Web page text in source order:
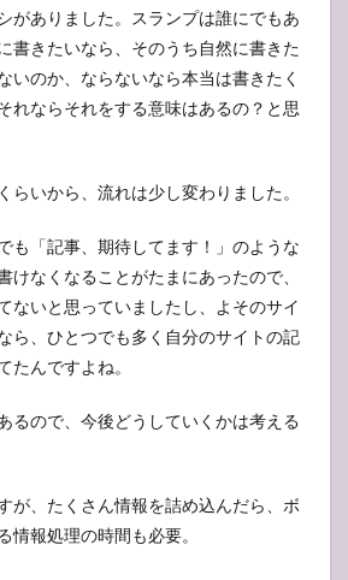
がありました。スランプは誰にでもあ
書きたいなら、そのうち自然に書きた
いのか、ならないなら本当は書きたく
れならそれをする意味はあるの？と思
らいから、流れは少し変わりました。
も「記事、期待してます！」のような
けなくなることがたまにあったので、
ないと思っていましたし、よそのサイ
ら、ひとつでも多く自分のサイトの記
たんですよね。
るので、今後どうしていくかは考える
が、たくさん情報を詰め込んだら、ボ
情報処理の時間も必要。